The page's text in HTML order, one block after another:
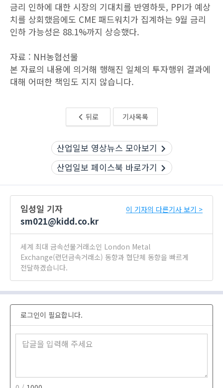
금리 인하에 대한 시장의 기대치를 반영하듯, PPI가 예상
치를 상회했음에도 CME 패드워치가 집계하는 9월 금리
인하 가능성은 88.1%까지 상승했다.
자료 : NH농협선물
본 자료의 내용에 의거해 행해진 일체의 투자행위 결과에
대해 어떠한 책임도 지지 않습니다.
뒤로 기사목록
산업일보 영상뉴스 모아보기
산업일보 페이스북 바로가기
임성일 기자
sm021@kidd.co.kr
이 기자의 다른기사 보기 >
세계 최대 금속선물거래소인 London Metal
Exchange(런던금속거래소) 동향과 협단체 동향을 빠르게
전달하겠습니다.
로그인이 필요합니다.